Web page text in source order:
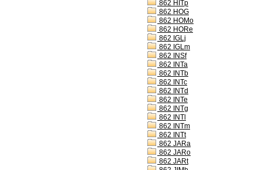
862 HITp
862 HOG
862 HOMo
862 HORe
862 IGLj
862 IGLm
862 INSf
862 INTa
862 INTb
862 INTc
862 INTd
862 INTe
862 INTg
862 INTl
862 INTm
862 INTt
862 JARa
862 JARo
862 JARt